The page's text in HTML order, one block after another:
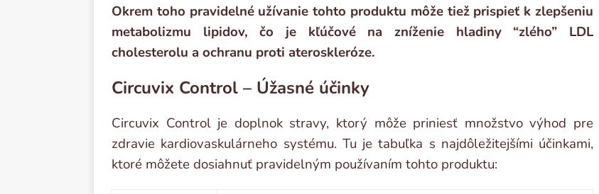
Okrem toho pravidelné užívanie tohto produktu môže tiež prispieť k zlepšeniu
metabolizmu lipidov, čo je kľúčové na zníženie hladiny “zlého” LDL
cholesterolu a ochranu proti ateroskleróze.
Circuvix Control – Úžasné účinky
Circuvix Control je doplnok stravy, ktorý môže priniesť množstvo výhod pre
zdravie kardiovaskulárneho systému. Tu je tabuľka s najdôležitejšími účinkami,
ktoré môžete dosiahnuť pravidelným používaním tohto produktu: